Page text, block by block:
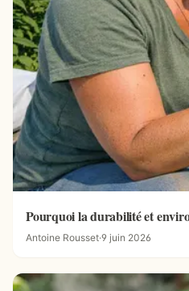
Pourquoi la durabilité et
Antoine Rousset·9 juin 2026